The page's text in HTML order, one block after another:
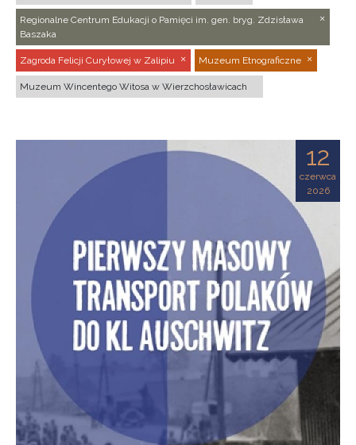
Regionalne Centrum Edukacji o Pamięci im. gen. bryg. Zdzisława
Baszaka
Zagroda Felicji Curyłowej w Zalipiu Muzeum Etnograficzne
Muzeum Wincentego Witosa w Wierzchosławicach
12
czerwca
2026